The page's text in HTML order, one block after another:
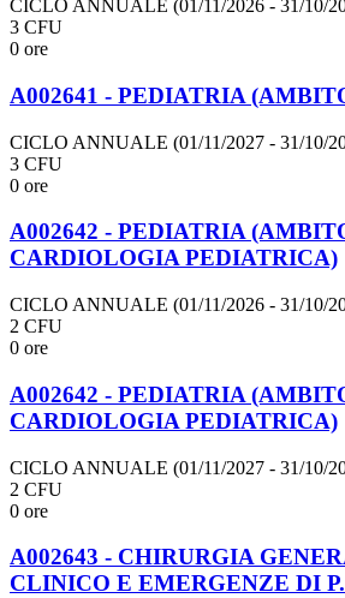
CICLO ANNUALE (01/11/2026 - 31/10/
3 CFU
0 ore
A002641 - PEDIATRIA
CICLO ANNUALE (01/11/2027 - 31/10/
3 CFU
0 ore
A002642 - PEDIATRIA
CARDIOLOGIA PEDIATRICA)
CICLO ANNUALE (01/11/2026 - 31/10/
2 CFU
0 ore
A002642 - PEDIATRIA
CARDIOLOGIA PEDIATRICA)
CICLO ANNUALE (01/11/2027 - 31/10/
2 CFU
0 ore
A002643 - CHIRURGIA
CLINICO E EMERGENZE DI